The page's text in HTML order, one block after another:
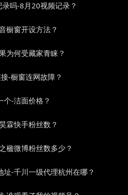
吗-8月20视频记录？
橱窗开设方法？
为何受藏家青睐？
-橱窗连网故障？
个-洁面价格？
霖快手粉丝数？
楹微博粉丝数多少？
-千川一级代理杭州在哪？